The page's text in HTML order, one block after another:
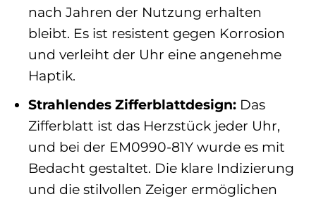
nach Jahren der Nutzung erhalten
bleibt. Es ist resistent gegen Korrosion
und verleiht der Uhr eine angenehme
Haptik.
Strahlendes Zifferblattdesign:Das
Zifferblatt ist das Herzstück jeder Uhr,
und bei der EM0990-81Y wurde es mit
Bedacht gestaltet. Die klare Indizierung
und die stilvollen Zeiger ermöglichen